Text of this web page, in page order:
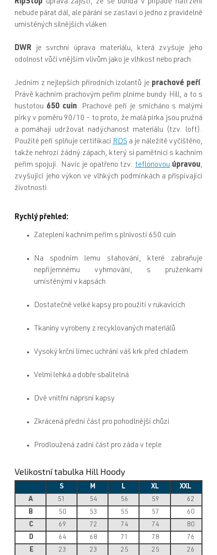
RipStop úprava zajistí, že se bunda v případě natržení
nebude párat dál, ale párání se zastaví o jedno z pravidelně
umístěných silnějších vláken.
DWR
je svrchní úprava materiálu, která zvyšuje jeho
odolnost vůči vnějším vlivům jako je vlhkost nebo prach.
Jedním z nejlepších přírodních izolantů je prachové peří.
Právě kachním prachovým peřím plníme bundy Hill, a to s
hustotou 650 cuin. Prachové peří je smícháno s malými
pírky v poměru 90/10 - to proto, že malá pírka jsou pružná
a pomáhají udržovat nadýchanost materiálu (tzv. loft).
Použité peří splňuje certifikaci RDS a je náležitě vyčištěno,
takže nehrozí žádný zápach, který si pamětníci s kachním
peřím spojují. Navíc je opatřeno tzv. teflonovouúpravou,
zvyšující jeho výkon ve vlhkých podmínkách a přispívající
životnosti.
Rychlý přehled:
Zateplení kachním peřím s plnivostí 650 cuin
Na spodním lemu stahování, které zabraňuje
nepříjemnému vyhrnování, s pruženkami
umístěnými v kapsách
Dostatečně velké kapsy pro použití v rukavicích
Tkaniny vyrobeny z recyklovaných materiálů
Vysoký krční límec uchrání váš krk před chladem
Velmi lehká a dobře sbalitelná
Dvě vnitřní náprsní kapsy
Zkrácená přední část pro pohodlnější chůzi
Prodloužená zadní část pro záda v teple
Velikostní tabulka Hill Hoody
S M L XL
XXL
A
51 54 56 59
62
B
50 53 55 57
60
C
69 72 74 74
80
D
64 68 71 78
76
E
23 23 25 25
26